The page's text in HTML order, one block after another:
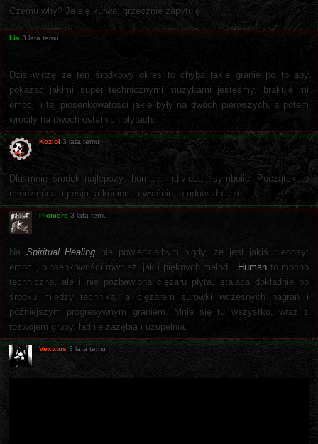
Czemu why? Ja się kurwa, grzecznie zapytuję.
Lis 3 lata temu
Dziś widzę że ten środkowy okres to chyba takie granie po to aby
pokazać jakimi super technicznymi muzykami jesteśmy, brakuje mi
emocji i tej piosenkowatości jakie były na dwóch pierwszych, a potem
wróciły na dwóch ostatnich płytach.
Kozioł 3 lata temu
Dla mnie środek najlepszy: human, individual, symbolic. Początek to
młodzieńca agresja, a koniec to właśnie to udowadnianie...
Pioniere 3 lata temu
Na Spiritual Healing nie powiedziałbym nigdy, że jest jakiś niedosyt
emocji, piosenkowości również, jak i pięknych melodii. Human to mocno
techniczna, ale i nie pozbawiona ciężaru płyta, stająca dokładnie po
środku miedzy techniką, a ciężarem surówki wczesnych nagrań i
późniejszym progresywnym graniem. Mnie się tu wszystko, wraz z
rozwojem grupy, ładnie zazębia i uzupełnia.
Vexatus 3 lata temu